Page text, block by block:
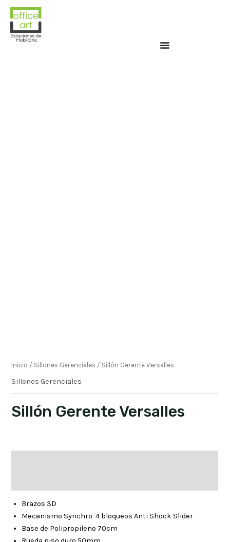
Inicio / Sillones Gerenciales / Sillón Gerente Versalles
Sillones Gerenciales
Sillón Gerente Versalles
Brazos 3D
Mecanismo Synchro 4 bloqueos Anti Shock Slider
Base de Polipropileno 70cm